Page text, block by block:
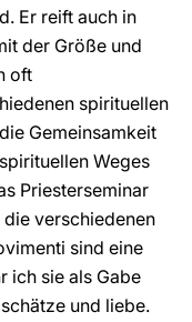
Er reift auch in
der Größe und
oft
spirituellen
Gemeinsamkeit
Weges
Priesterseminar
verschiedenen
sind eine
ich sie als Gabe
und liebe.